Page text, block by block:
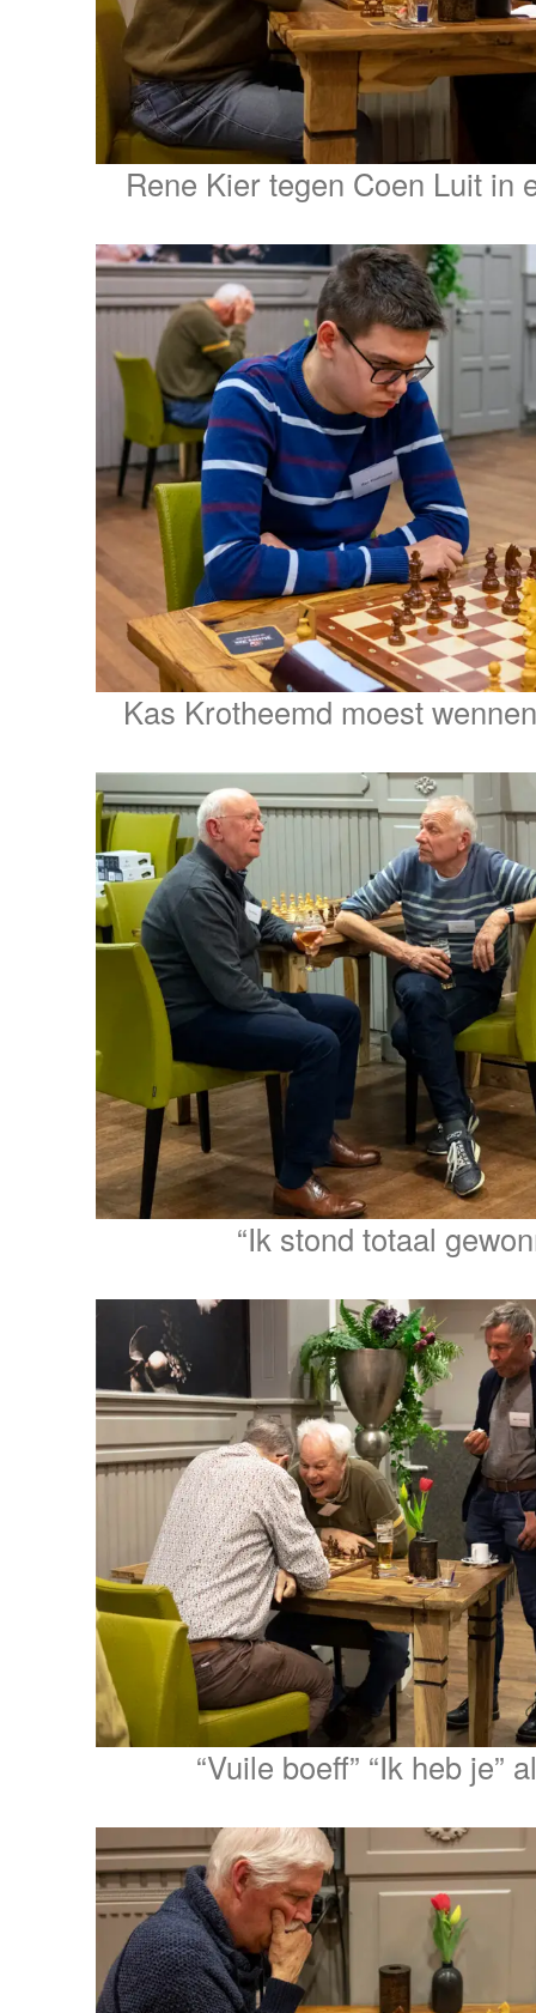
Rene Kier tegen Coen Luit in
Kas Krotheemd moest
“Ik stond totaal
“Vuile boeff” “Ik heb je”